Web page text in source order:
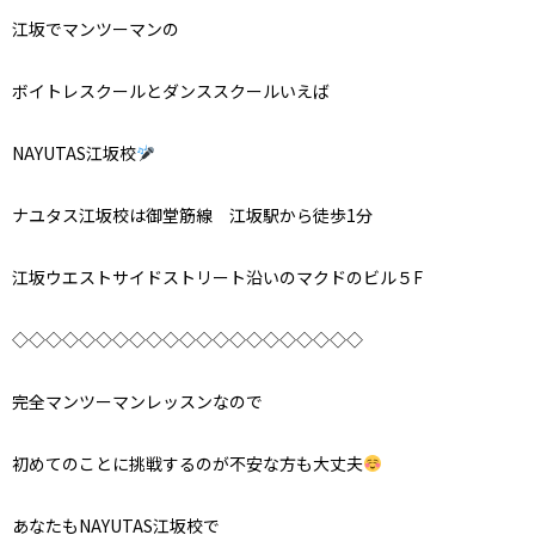
江坂でマンツーマンの
ボイトレスクールとダンススクールいえば
NAYUTAS江坂校
ナユタス江坂校は御堂筋線 江坂駅から徒歩1分
江坂ウエストサイドストリート沿いのマクドのビル５F
◇◇◇◇◇◇◇◇◇◇◇◇◇◇◇◇◇◇◇◇◇
完全マンツーマンレッスンなので
初めてのことに挑戦するのが不安な方も大丈夫
あなたもNAYUTAS江坂校で